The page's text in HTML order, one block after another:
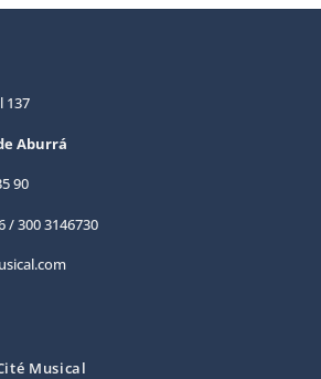
137
Aburrá
90
/ 300 3146730
Musical